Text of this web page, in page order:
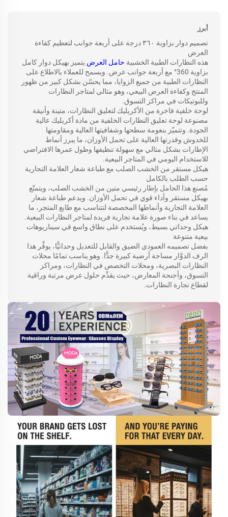
أبرز
تصميم دوار بزاوية ٣٦٠ درجة على أربعة جوانب لتعظيم كفاءة
العرض
هذه النظارات الطبية الخشبية حامل العرض يتميز بهيكل دوار كامل
بزاوية 360° مع أربعة جوانب عرض. ويسمح للعملاء بالاطلاع على
النظارات الطبية من جميع الزوايا، مما يحسّن بشكل كبير من ظهور
المنتج وكفاءة العرض البيعي، وهو مثالي لمتاجر النظارات
وللبوتيكات في مراكز التسوق.
لوحة خلفية فاخرة من الأكريليك لتعليق النظارات، متينة وأنيقة
مصنوعة لوحة تعليق النظارات الخلفية من مادة أكريليك عالية
الجودة. وتتميّز بنعومة سطحها وشفافيتها العالية ومقاومتها
للخدوش وقدرتها العالية على تحمل الأوزان، ما يبرز أنماط
الإطارات بشكل مثالي مع سهولة تنظيفها وطول عمرها الافتراضي
للاستخدام اليومي في المتاجر البيعية.
هيكل مستقر من الخشب الصلب مع طباعة شعار العلامة التجارية
حسب الطلب بالكامل
مُصنع هذا الحامل بإطار رئيسي متين من الخشب الصلب، ويتمتّع
بهيكل مستقر وأداء قوي في تحمل الأوزان. ويدعم طباعة شعار
العلامة التجارية وأنماطها المخصصة لتتناسب مع طابع المتجر، ما
يساعد في بناء صورة علامة تجارية فريدة لمتاجر النظارات البيعية.
هيكل وحداتي بسيط، ويُستخدم على نطاق واسع في سيناريوهات
بيعية متنوعة
بفضل تصميمه العمودي الضيق والقابل للتعديل وحداتيًّا، يوفِّر هذا
الرف الدوَّار مساحة أرضية كبيرة جدًّا. وهو يناسب تمامًا محلات
النظارات البصرية، ومحلات التخصص في النظارات، ومراكز
التسوق، وأجنحة المعارض، حيث يقدِّم حلول عرض مرتبة وراقية
لقطاع تجارة النظارات.